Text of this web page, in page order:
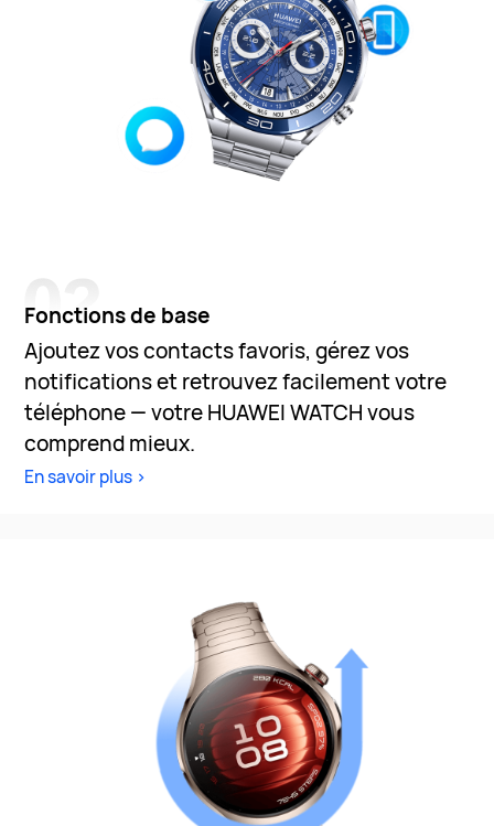
Fonctions de base
Ajoutez vos contacts favoris, gérez vos
notifications et retrouvez facilement votre
téléphone — votre HUAWEI WATCH vous
comprend mieux.
En savoir plus >